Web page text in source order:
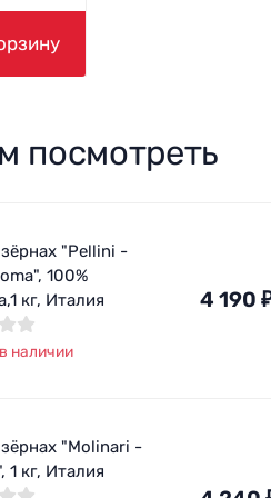
посмотреть
"Pellini -
100%
кг, Италия
наличии
4 190
"Molinari -
1 кг, Италия